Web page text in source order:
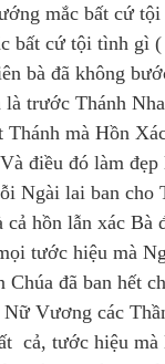
mắc bất cứ
bất cứ tội tình gì
bà đã không
là trước Thánh
mà Hồn
điều đó làm đẹp
Ngài lai ban cho
cả hồn lẫn xác Bà
tước hiệu mà
Chúa đã ban hết
Vương các
cả, tước hiệu mà